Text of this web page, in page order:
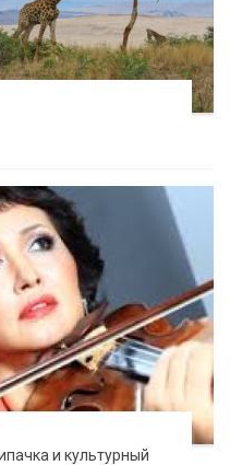
и культурный